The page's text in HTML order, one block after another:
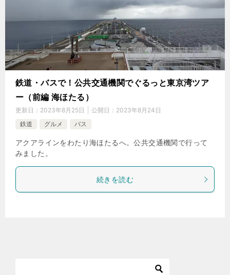
鉄道・バスで！公共交通機関でぐるっと東京湾ツア
ー（前編 海ほたる）
更新日： 2023年8月25日 公開日： 2023年8月24日
鉄道
グルメ バス
アクアラインをわたり海ほたるへ。公共交通機関で行って
みました。
続きを読む